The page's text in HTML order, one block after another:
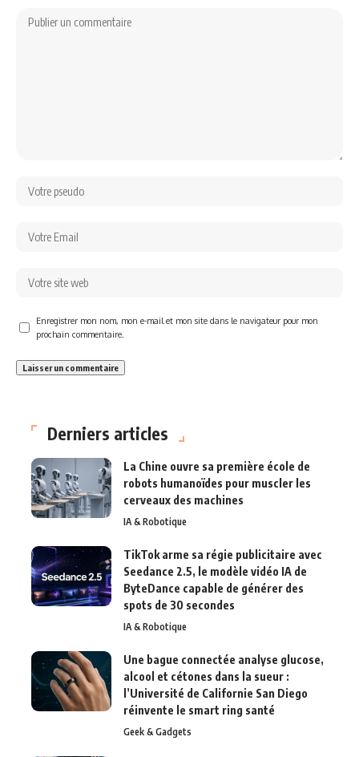
Enregistrer mon nom, mon e-mail et mon site dans le navigateur pour mon
prochain commentaire.
Derniers articles
La Chine ouvre sa première école de
robots humanoïdes pour muscler les
cerveaux des machines
IA & Robotique
TikTok arme sa régie publicitaire avec
Seedance 2.5, le modèle vidéo IA de
ByteDance capable de générer des
spots de 30 secondes
IA & Robotique
Une bague connectée analyse glucose,
alcool et cétones dans la sueur :
l’Université de Californie San Diego
réinvente le smart ring santé
Geek & Gadgets